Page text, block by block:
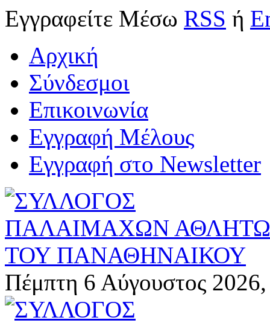
Εγγραφείτε Μέσω RSS ή
Αρχική
Σύνδεσμοι
Επικοινωνία
Εγγραφή Μέλους
Εγγραφή στο Newsletter
Πέμπτη 6 Αύγουστος